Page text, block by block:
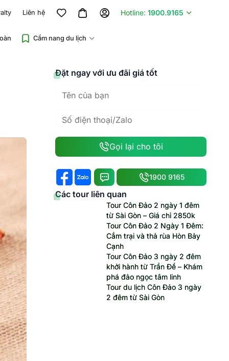
Liên hệ Hotline: 1900.9165
Cẩm nang du lịch
Đặt ngay với ưu đãi giá tốt
Gọi lại cho tôi
1900 9165
Các tour liên quan
Tour Côn Đảo 2 ngày 1 đêm
từ Sài Gòn – Giá chỉ 2850k
Tour Côn Đảo 2 Ngày 1 Đêm:
Cắm trại và thả rùa Hòn Bảy
Cạnh
Tour Côn Đảo 3 ngày 2 đêm
khởi hành từ Trần Đề – Khám
phá đảo ngọc tâm linh
Tour du lịch Côn Đảo 3 ngày
2 đêm từ Sài Gòn